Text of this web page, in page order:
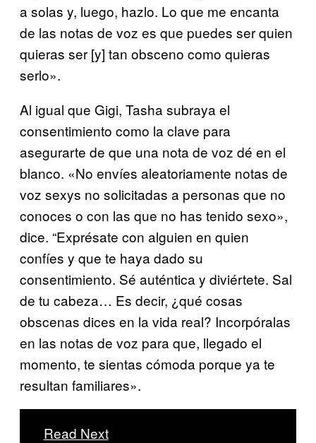
a solas y, luego, hazlo. Lo que me encanta
de las notas de voz es que puedes ser quien
quieras ser [y] tan obsceno como quieras
serlo».
Al igual que Gigi, Tasha subraya el
consentimiento como la clave para
asegurarte de que una nota de voz dé en el
blanco. «No envíes aleatoriamente notas de
voz sexys no solicitadas a personas que no
conoces o con las que no has tenido sexo»,
dice. “Exprésate con alguien en quien
confíes y que te haya dado su
consentimiento. Sé auténtica y diviértete. Sal
de tu cabeza… Es decir, ¿qué cosas
obscenas dices en la vida real? Incorpóralas
en las notas de voz para que, llegado el
momento, te sientas cómoda porque ya te
resultan familiares».
Read Next